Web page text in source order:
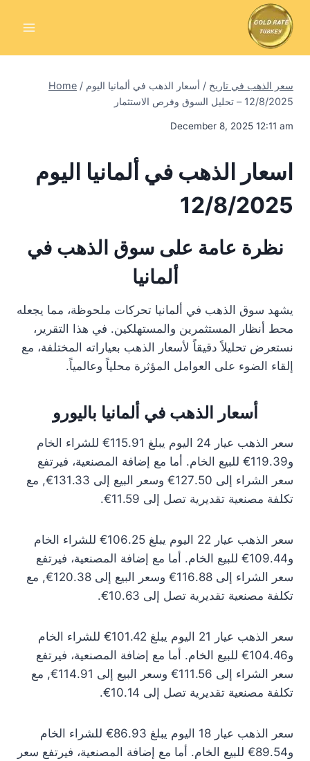
Home / سعر الذهب في تاريخ / أسعار الذهب في ألمانيا اليوم
12/8/2025 – تحليل السوق وفرص الاستثمار
December 8, 2025 12:11 am
اسعار الذهب في ألمانيا اليوم
12/8/2025
نظرة عامة على سوق الذهب في
ألمانيا
يشهد سوق الذهب في ألمانيا تحركات ملحوظة، مما يجعله
محط أنظار المستثمرين والمستهلكين. في هذا التقرير،
نستعرض تحليلاً دقيقاً لأسعار الذهب بعياراته المختلفة، مع
إلقاء الضوء على العوامل المؤثرة محلياً وعالمياً.
أسعار الذهب في ألمانيا باليورو
سعر الذهب عيار 24 اليوم يبلغ 115.91€ للشراء الخام
و119.39€ للبيع الخام. أما مع إضافة المصنعية، فيرتفع
سعر الشراء إلى 127.50€ وسعر البيع إلى 131.33€, مع
تكلفة مصنعية تقديرية تصل إلى 11.59€.
سعر الذهب عيار 22 اليوم يبلغ 106.25€ للشراء الخام
و109.44€ للبيع الخام. أما مع إضافة المصنعية، فيرتفع
سعر الشراء إلى 116.88€ وسعر البيع إلى 120.38€, مع
تكلفة مصنعية تقديرية تصل إلى 10.63€.
سعر الذهب عيار 21 اليوم يبلغ 101.42€ للشراء الخام
و104.46€ للبيع الخام. أما مع إضافة المصنعية، فيرتفع
سعر الشراء إلى 111.56€ وسعر البيع إلى 114.91€, مع
تكلفة مصنعية تقديرية تصل إلى 10.14€.
سعر الذهب عيار 18 اليوم يبلغ 86.93€ للشراء الخام
و89.54€ للبيع الخام. أما مع إضافة المصنعية، فيرتفع سعر